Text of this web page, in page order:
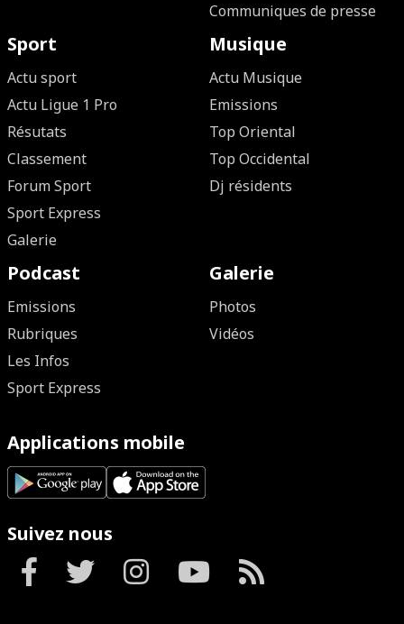
Communiques de presse
Sport
Actu sport
Actu Ligue 1 Pro
Résutats
Classement
Forum Sport
Sport Express
Galerie
Musique
Actu Musique
Emissions
Top Oriental
Top Occidental
Dj résidents
Podcast
Emissions
Rubriques
Les Infos
Sport Express
Galerie
Photos
Vidéos
Applications mobile
Suivez nous